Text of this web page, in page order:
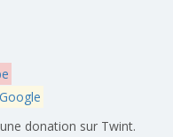
donation sur Twint.